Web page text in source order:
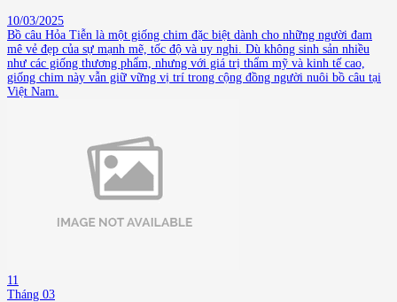
10/03/2025
Bồ câu Hỏa Tiễn là một giống chim đặc biệt dành cho những người đam
mê vẻ đẹp của sự mạnh mẽ, tốc độ và uy nghi. Dù không sinh sản nhiều
như các giống thương phẩm, nhưng với giá trị thẩm mỹ và kinh tế cao,
giống chim này vẫn giữ vững vị trí trong cộng đồng người nuôi bồ câu tại
Việt Nam.
11
Tháng 03